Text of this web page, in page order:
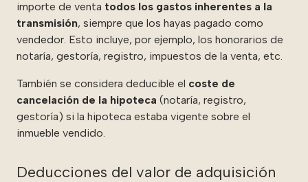
importe de venta todos los gastos inherentes a la
transmisión, siempre que los hayas pagado como
vendedor. Esto incluye, por ejemplo, los honorarios de
notaría, gestoría, registro, impuestos de la venta, etc.
También se considera deducible el coste de
cancelación de la hipoteca (notaría, registro,
gestoría) si la hipoteca estaba vigente sobre el
inmueble vendido.
Deducciones del valor de adquisición